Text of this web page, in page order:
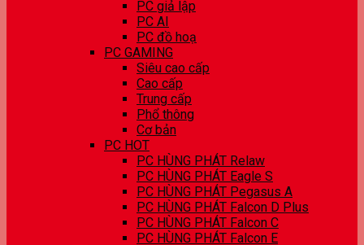
PC giả lập
PC AI
PC đồ hoạ
PC GAMING
Siêu cao cấp
Cao cấp
Trung cấp
Phổ thông
Cơ bản
PC HOT
PC HÙNG PHÁT Relaw
PC HÙNG PHÁT Eagle S
PC HÙNG PHÁT Pegasus A
PC HÙNG PHÁT Falcon D Plus
PC HÙNG PHÁT Falcon C
PC HÙNG PHÁT Falcon E